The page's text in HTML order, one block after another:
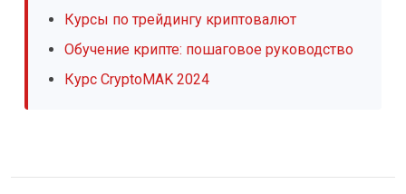
Курсы по трейдингу криптовалют
Обучение крипте: пошаговое руководство
Курс CryptoMAK 2024